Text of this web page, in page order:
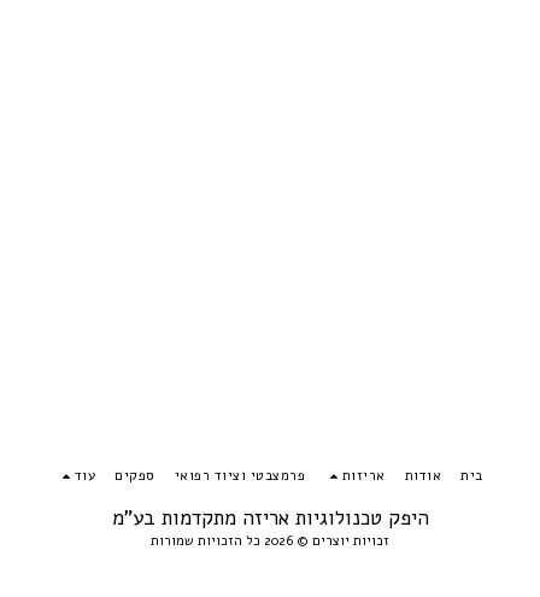
היפק טכנולוגיות אריזה מתקדמות בע"מ
זכויות יוצרים © 2026 כל הזכויות שמורות
בית אודות אריזות פרמצבטי וציוד רפואי ספקים עוד